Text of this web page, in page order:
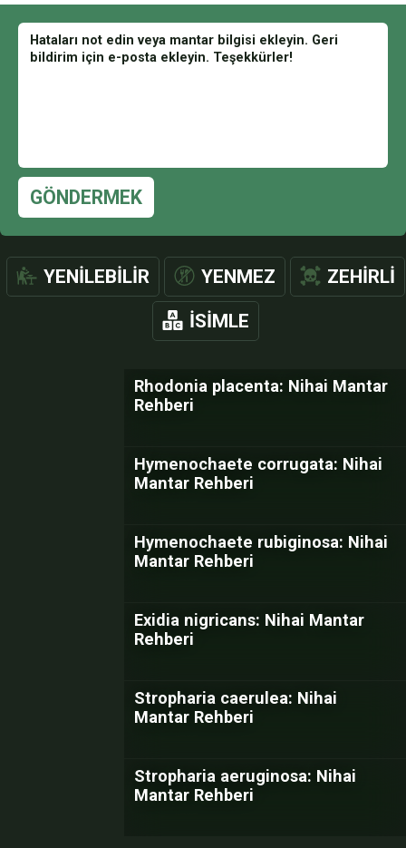
GÖNDERMEK
YENILEBILIR YENMEZ ZEHIRLI
İSIMLE
Rhodonia placenta: Nihai Mantar
Rehberi
Hymenochaete corrugata: Nihai
Mantar Rehberi
Hymenochaete rubiginosa: Nihai
Mantar Rehberi
Exidia nigricans: Nihai Mantar
Rehberi
Stropharia caerulea: Nihai
Mantar Rehberi
Stropharia aeruginosa: Nihai
Mantar Rehberi